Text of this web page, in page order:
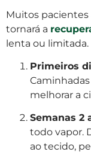
Muitos
tornará a
lenta ou limitada.
Primeiros
melhorar a
Semanas 2
todo vapor.
ao tecido,